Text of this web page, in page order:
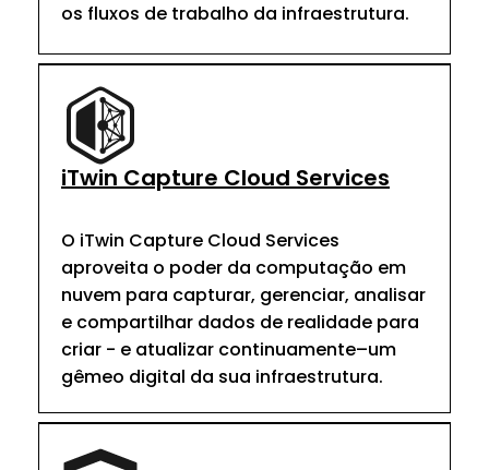
os fluxos de trabalho da infraestrutura.
iTwin Capture Cloud Services
O iTwin Capture Cloud Services
aproveita o poder da computação em
nuvem para capturar, gerenciar, analisar
e compartilhar dados de realidade para
criar - e atualizar continuamente–um
gêmeo digital da sua infraestrutura.